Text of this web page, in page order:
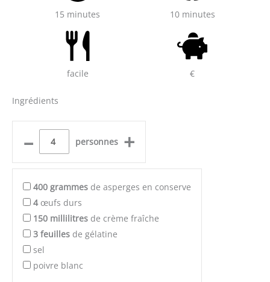
15 minutes 10 minutes
facile €
Ingrédients
– personnes +
400 grammes de asperges en conserve
4œufs durs
150 millilitres de crème fraîche
3 feuilles de gélatine
sel
poivre blanc